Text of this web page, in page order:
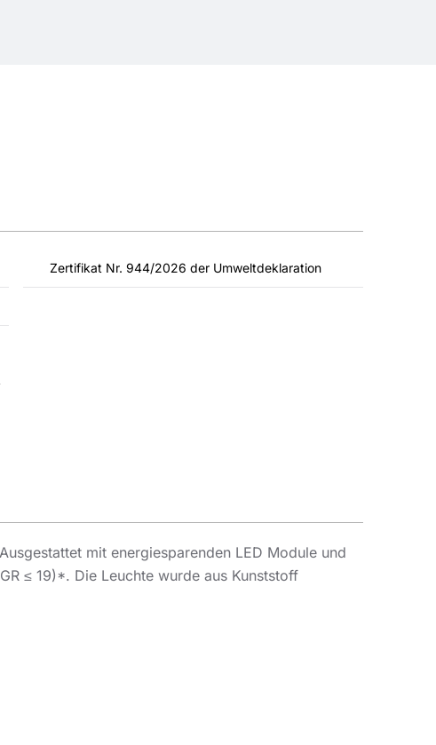
Zertifikat Nr. 944/2026 der Umweltdeklaration
mit energiesparenden LED Module und
≤ 19)*. Die Leuchte wurde aus Kunststoff